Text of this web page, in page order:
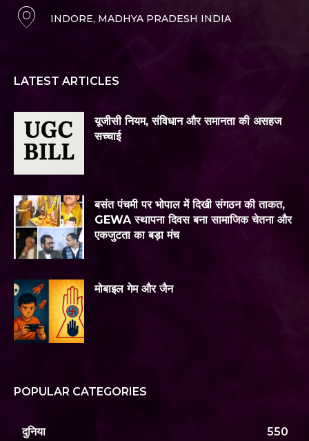
INDORE, MADHYA PRADESH INDIA
LATEST ARTICLES
यूजीसी नियम, संविधान और समानता की असहज
सच्चाई
बसंत पंचमी पर भोपाल में दिखी संगठन की ताकत,
GEWA स्थापना दिवस बना सामाजिक चेतना और
एकजुटता का बड़ा मंच
मोबाइल गेम और जैन
POPULAR CATEGORIES
दुनिया 550